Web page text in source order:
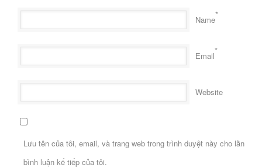
Name*
Email*
Website
Lưu tên của tôi, email, và trang web trong trình duyệt này cho lần
bình luận kế tiếp của tôi.